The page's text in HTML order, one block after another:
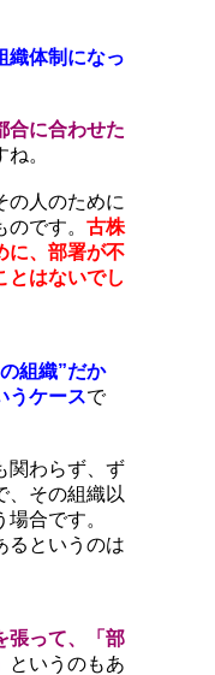
織体制になっ
合に合わせた
。
の人のために
です。 古株
に、部署が不
とはないでし
組織”だか
うケースで
関わらず、ず
、その組織以
合です。
るというのは
張って、「部
というのもあ